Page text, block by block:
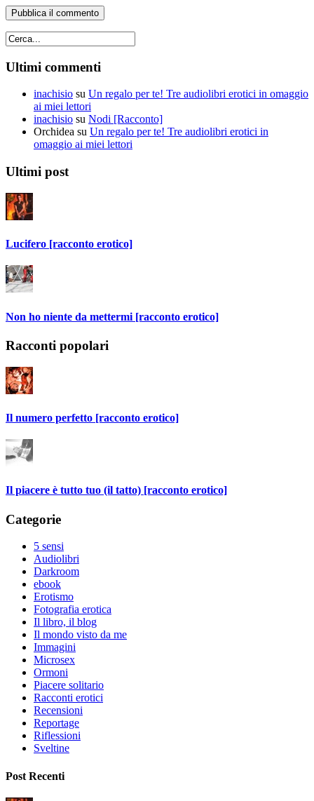
Ultimi commenti
inachisio su Un regalo per te! Tre audiolibri erotici in omaggio
ai miei lettori
inachisio su Nodi [Racconto]
Orchidea su Un regalo per te! Tre audiolibri erotici in
omaggio ai miei lettori
Ultimi post
Lucifero [racconto erotico]
Non ho niente da mettermi [racconto erotico]
Racconti popolari
Il numero perfetto [racconto erotico]
Il piacere è tutto tuo (il tatto) [racconto erotico]
Categorie
5 sensi
Audiolibri
Darkroom
ebook
Erotismo
Fotografia erotica
Il libro, il blog
Il mondo visto da me
Immagini
Microsex
Ormoni
Piacere solitario
Racconti erotici
Recensioni
Reportage
Riflessioni
Sveltine
Post Recenti